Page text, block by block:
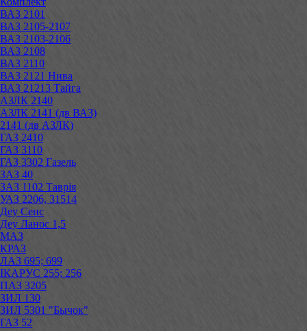
ВАЗ 2101
ВАЗ 2105-2107
ВАЗ 2103-2106
ВАЗ 2108
ВАЗ 2110
ВАЗ 2121 Нива
ВАЗ 21213 Тайга
АЗЛК 2140
АЗЛК 2141 (дв ВАЗ)
2141 (дв АЗЛК)
ГАЗ 2410
ГАЗ 3110
ГАЗ 3302 Газель
ЗАЗ 40
ЗАЗ 1102 Таврія
УАЗ 2206, 31514
Деу Сенс
Деу Ланос 1,5
МАЗ
КРАЗ
ЛАЗ 695; 699
ІКАРУС 255; 256
ПАЗ 3205
ЗИЛ 130
ЗИЛ 5301 "Бычок"
ГАЗ 52